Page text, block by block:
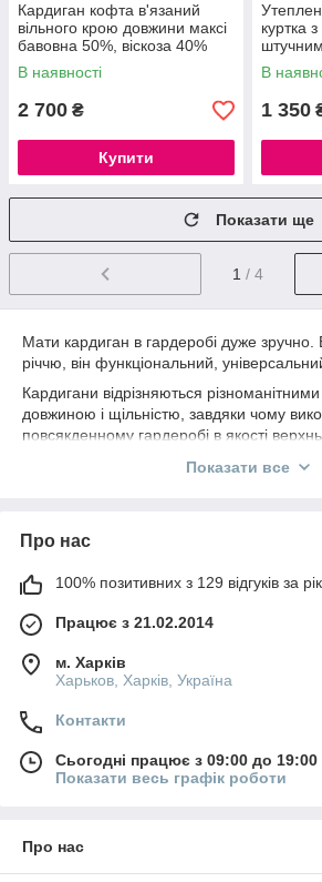
Кардиган кофта в'язаний
вільного крою довжини максі
бавовна 50%, віскоза 40%
В наявності
2 700 ₴
Купити
куртка
розмір L
В
1 350
Показати ще
1 / 4
Мати кардиган в гардеробі дуже
річчю, він функціональний,
Кардигани відрізняються
довжиною і щільністю, завдяки чому
повсякденному гардеробі в якості
Якісний кардиган, як і пальтоПоказати все
Про нас
100% позитивних з 129 відгуків за рік
Працює з 21.02.2014
м. Харків
Харьков, Харків, Україна
Контакти
Сьогодні працює з 09:00 до 19:00
Показати весь графік роботи
Про нас